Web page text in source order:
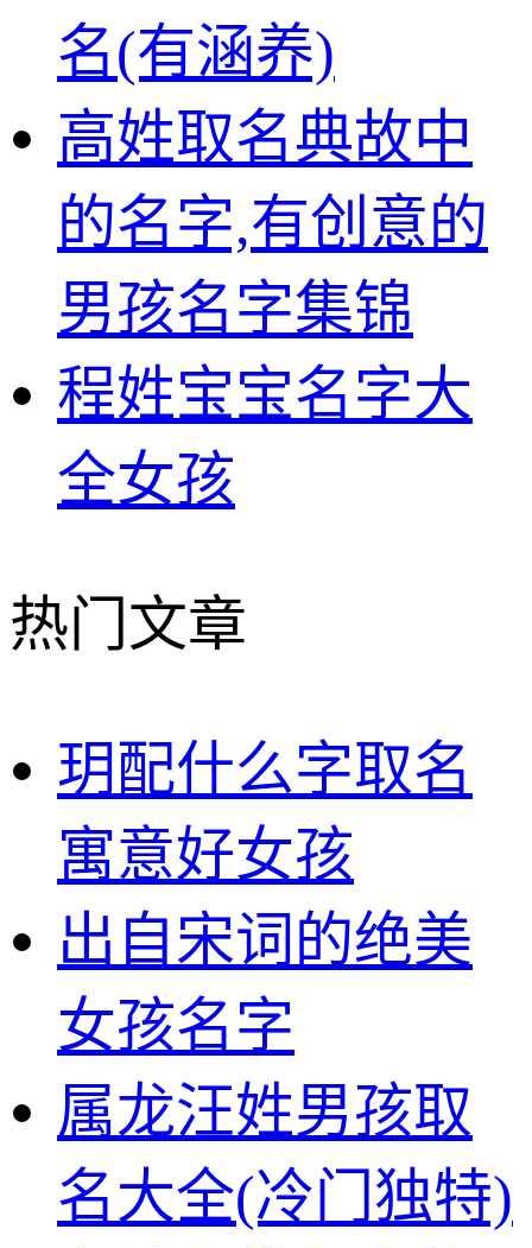
名(有涵养)
高姓取名典故中
的名字,有创意的
男孩名字集锦
程姓宝宝名字大
全女孩
热门文章
玥配什么字取名
寓意好女孩
出自宋词的绝美
女孩名字
属龙汪姓男孩取
名大全(冷门独特)